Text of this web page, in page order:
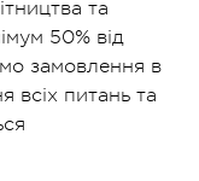
та
50% від
замовлення в
всіх питань та